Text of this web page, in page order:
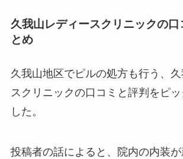
久我山レディースクリニックの口
とめ
久我山地区でピルの処方も行う、
スクリニックの口コミと評判をピ
した。
投稿者の話によると、院内の内装